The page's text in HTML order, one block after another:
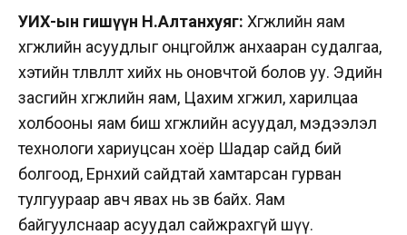
УИХ-ын гишүүн Н.Алтанхуяг: Хөгжлийн яам
хөгжлийн асуудлыг онцгойлж анхааран судалгаа,
хэтийн төлөвлөлтөө хийх нь оновчтой болов уу. Эдийн
засгийн хөгжлийн яам, Цахим хөгжил, харилцаа
холбооны яам биш хөгжлийн асуудал, мэдээлэл
технологи хариуцсан хоёр Шадар сайд бий
болгоод, Ерөнхий сайдтай хамтарсан гурван
тулгуураар авч явах нь зөв байх. Яам
байгуулснаар асуудал сайжрахгүй шүү.